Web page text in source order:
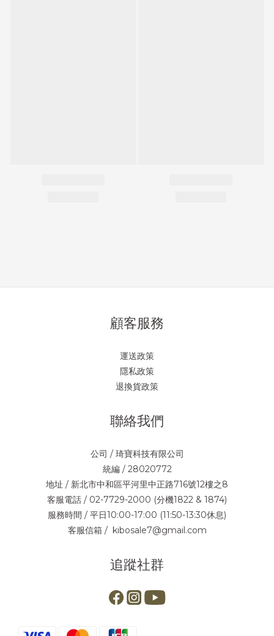
顧客服務
運送政策
隱私政策
退換貨政策
聯絡我們
公司 / 琦寶科技有限公司
統編 / 28020772
地址 / 新北市中和區平河里中正路716號12樓之8
客服電話 / 02-7729-2000 (分機1822 & 1874)
服務時間 / 平日10:00-17:00 (11:50-13:30休息)
客服信箱 / kibosale7@gmail.com
追蹤社群